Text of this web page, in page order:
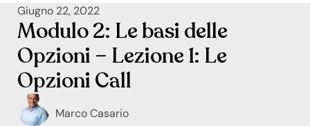
Giugno 22, 2022
Modulo 2: Le basi delle
Opzioni – Lezione 1: Le
Opzioni Call
Marco Casario